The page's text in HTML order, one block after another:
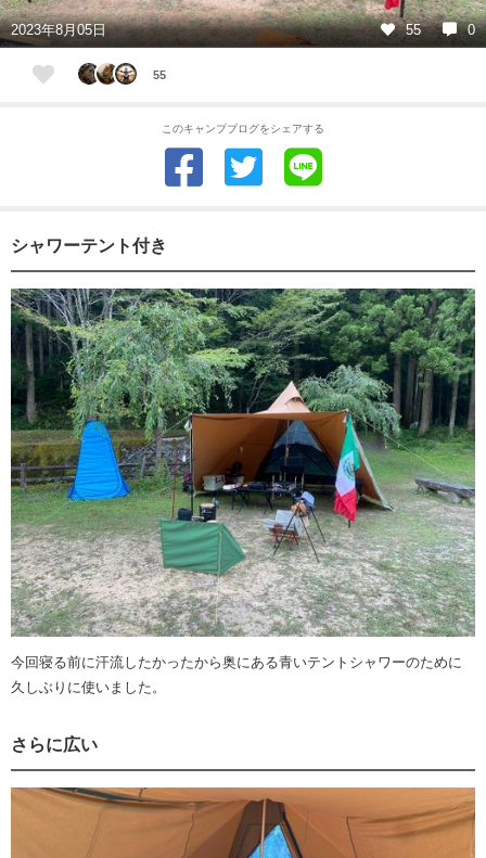
2023年8月05日 55 0
55
このキャンプブログをシェアする
シャワーテント付き
今回寝る前に汗流したかったから奥にある青いテントシャワーのために
久しぶりに使いました。
さらに広い